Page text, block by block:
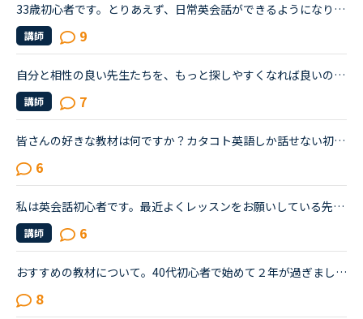
33歳初心者です。とりあえず、日常英会話ができるようになりたいと思っています。その後仕事にも活かしていけるよう続けていきたいです。始めて2週目に入りました。初心者コースを終え、チャットのカウンセリング...
講師 9
自分と相性の良い先生たちを、もっと探しやすくなれば良いのにな、と感じています。・先生の得意な教材、もしくはお気に入りの教材を3つくらい太文字で表示してほしい。「このテキスト、はじめて」と言う先生との...
講師 7
皆さんの好きな教材は何ですか？カタコト英語しか話せない初心者です。一つの教材ばかり選んでレッスンを受けています。他の教材が気になり、最近は先生に先生の好きな教材と生徒に良いと思う教材を聞いています...
6
私は英会話初心者です。最近よくレッスンをお願いしている先生が実は中上級者向けだと知りました。紹介欄をよく読まず、対応教材だけで絞り込んだ為に選んでしまいました。とても良い先生で、毎日でも受けたいく...
講師 6
おすすめの教材について。40代初心者で始めて２年が過ぎました。途切れ途切れで受講しながらも、文法初級が終わり、中級に入ります。二年前は一言も話せませんでしたが、フリートークでどうにかゆっくりとですが...
8